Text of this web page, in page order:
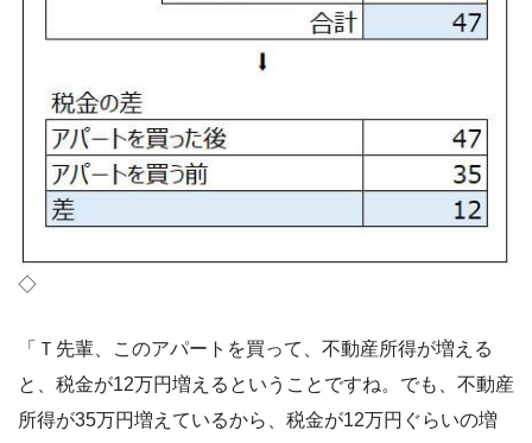
◇
「Ｔ先輩、このアパートを買って、不動産所得が増える
と、税金が12万円増えるということですね。でも、不動産
所得が35万円増えているから、税金が12万円ぐらいの増